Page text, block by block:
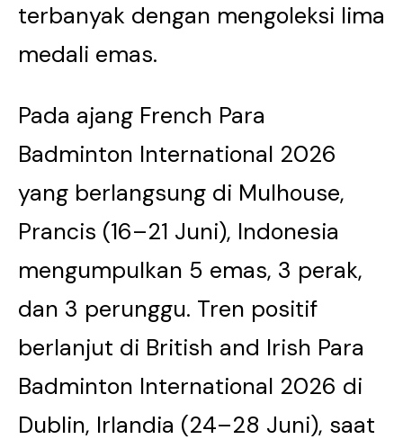
terbanyak dengan mengoleksi lima
medali emas.
Pada ajang French Para
Badminton International 2026
yang berlangsung di Mulhouse,
Prancis (16–21 Juni), Indonesia
mengumpulkan 5 emas, 3 perak,
dan 3 perunggu. Tren positif
berlanjut di British and Irish Para
Badminton International 2026 di
Dublin, Irlandia (24–28 Juni), saat